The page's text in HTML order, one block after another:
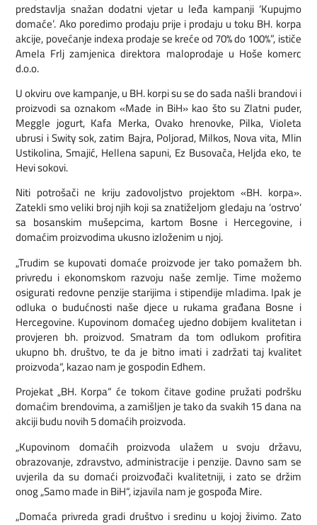
predstavlja snažan dodatni vjetar u leđa kampanji ‘Kupujmo
domaće’. Ako poredimo prodaju prije i prodaju u toku BH. korpa
akcije, povećanje indexa prodaje se kreće od 70% do 100%”, ističe
Amela Frlj zamjenica direktora maloprodaje u Hoše komerc
d.o.o.
U okviru ove kampanje, u BH. korpi su se do sada našli brandovi i
proizvodi sa oznakom «Made in BiH» kao što su Zlatni puder,
Meggle jogurt, Kafa Merka, Ovako hrenovke, Pilka, Violeta
ubrusi i Swity sok, zatim Bajra, Poljorad, Milkos, Nova vita, Mlin
Ustikolina, Smajić, Hellena sapuni, Ez Busovača, Heljda eko, te
Hevi sokovi.
Niti potrošači ne kriju zadovoljstvo projektom «BH. korpa».
Zatekli smo veliki broj njih koji sa znatiželjom gledaju na ‘ostrvo’
sa bosanskim mušepcima, kartom Bosne i Hercegovine, i
domaćim proizvodima ukusno izloženim u njoj.
„Trudim se kupovati domaće proizvode jer tako pomažem bh.
privredu i ekonomskom razvoju naše zemlje. Time možemo
osigurati redovne penzije starijima i stipendije mladima. Ipak je
odluka o budućnosti naše djece u rukama građana Bosne i
Hercegovine. Kupovinom domaćeg ujedno dobijem kvalitetan i
provjeren bh. proizvod. Smatram da tom odlukom profitira
ukupno bh. društvo, te da je bitno imati i zadržati taj kvalitet
proizvoda“, kazao nam je gospodin Edhem.
Projekat „BH. Korpa“ će tokom čitave godine pružati podršku
domaćim brendovima, a zamišljen je tako da svakih 15 dana na
akciji budu novih 5 domaćih proizvoda.
„Kupovinom domaćih proizvoda ulažem u svoju državu,
obrazovanje, zdravstvo, administracije i penzije. Davno sam se
uvjerila da su domaći proizvođači kvalitetniji, i zato se držim
onog „Samo made in BiH“, izjavila nam je gospođa Mire.
„Domaća privreda gradi društvo i sredinu u kojoj živimo. Zato